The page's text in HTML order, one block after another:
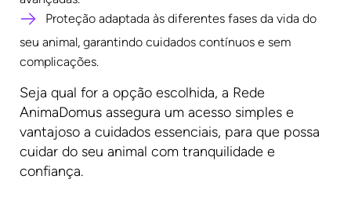
Proteção adaptada às diferentes fases da vida do
seu animal, garantindo cuidados contínuos e sem
complicações.
Seja qual for a opção escolhida, a Rede
AnimaDomus assegura um acesso simples e
vantajoso a cuidados essenciais, para que possa
cuidar do seu animal com tranquilidade e
confiança.